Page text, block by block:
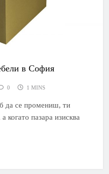
в София
0 1 MINS
да се промениш, ти
когато пазара изисква